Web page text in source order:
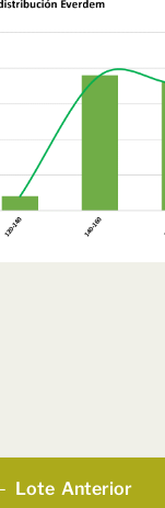
Lote Anterior